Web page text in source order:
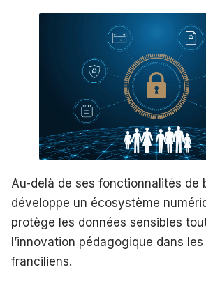
Au-delà de ses fonctionnalités de
développe un écosystème
protège les données sensibles
l’innovation pédagogique dans
franciliens.